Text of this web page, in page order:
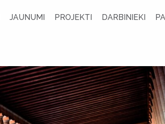
JAUNUMI PROJEKTI DARBINIEKI